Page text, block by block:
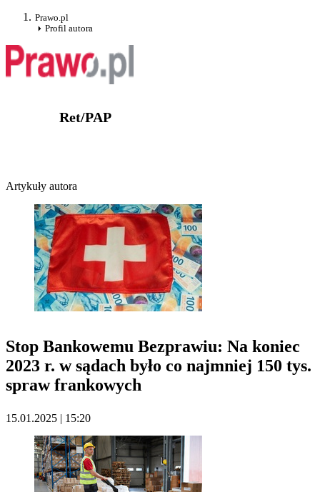
Prawo.pl
Profil autora
Ret/PAP
Artykuły autora
Stop Bankowemu Bezprawiu: Na koniec
2023 r. w sądach było co najmniej 150 tys.
spraw frankowych
15.01.2025 | 15:20